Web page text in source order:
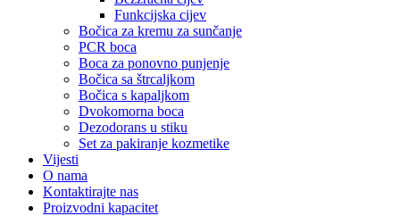
Funkcijska cijev
Bočica za kremu za sunčanje
PCR boca
Boca za ponovno punjenje
Bočica sa štrcaljkom
Bočica s kapaljkom
Dvokomorna boca
Dezodorans u stiku
Set za pakiranje kozmetike
Vijesti
O nama
Kontaktirajte nas
Proizvodni kapacitet